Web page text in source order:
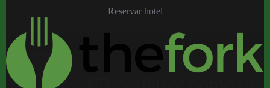
Reservar hotel